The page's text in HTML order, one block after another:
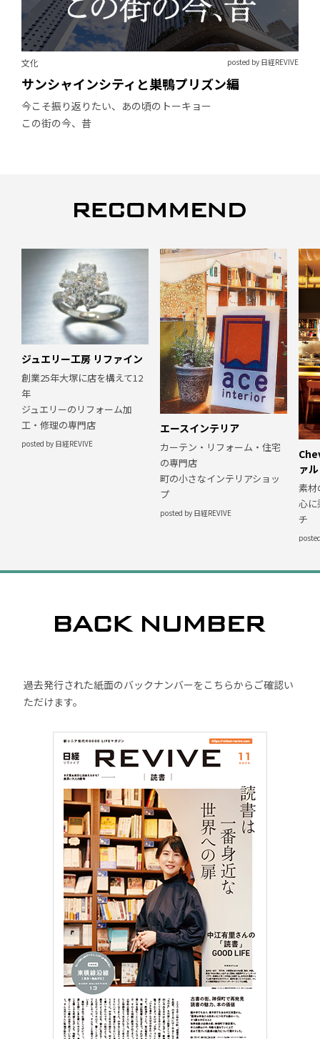
文化 posted by 日経REVIVE
サンシャインシティと巣鴨プリズン編
今こそ振り返りたい、あの頃のトーキョー
この街の今、昔
ジュエリー工房 リファイン
創業25年大塚に店を構えて12
年
ジュエリーのリフォーム加
工・修理の専門店
posted by 日経REVIVE
エースインテリア
カーテン・リフォーム・住宅
の専門店
町の小さなインテリアショッ
プ
posted by 日経REVIVE
ァ
素材
心に
チ
過去発行された紙面のバックナンバーをこちらからご確認い
ただけます。